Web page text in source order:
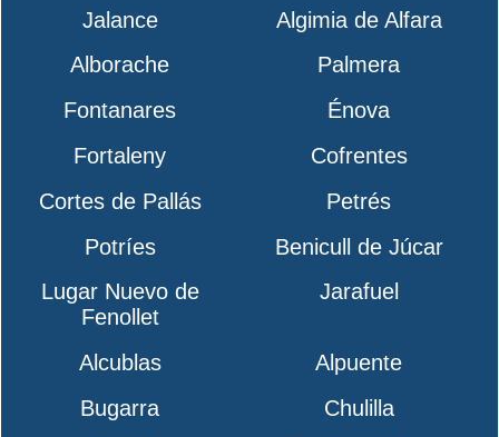
Jalance
Algimia de Alfara
Alborache
Palmera
Fontanares
Énova
Fortaleny
Cofrentes
Cortes de Pallás
Petrés
Potríes
Benicull de Júcar
Lugar Nuevo de
Fenollet
Jarafuel
Alcublas
Alpuente
Bugarra
Chulilla